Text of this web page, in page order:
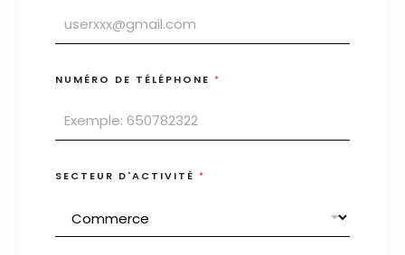
NUMÉRO DE TÉLÉPHONE *
SECTEUR D'ACTIVITÉ *